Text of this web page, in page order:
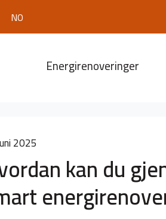
NO
Energirenoveringer
2025
kan du